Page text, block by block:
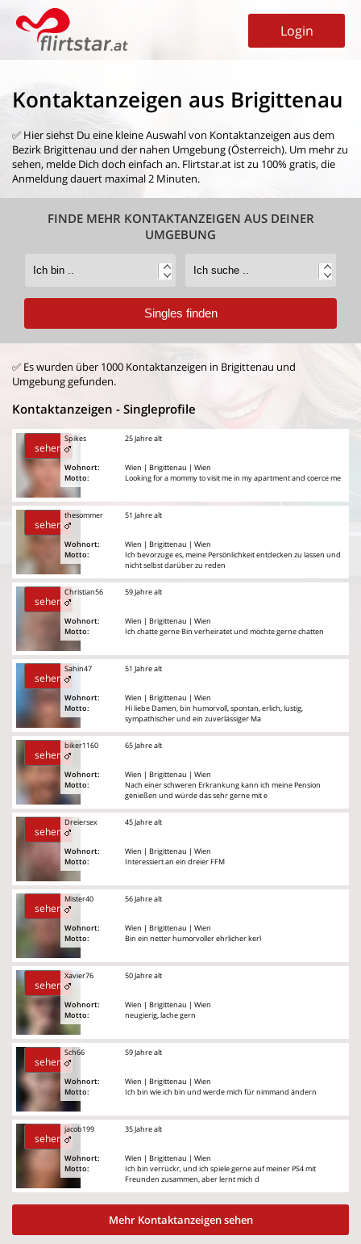
Login
Kontaktanzeigen aus Brigittenau
✅ Hier siehst Du eine kleine Auswahl von Kontaktanzeigen aus dem
Bezirk Brigittenau und der nahen Umgebung (Österreich). Um mehr zu
sehen, melde Dich doch einfach an. Flirtstar.at ist zu 100% gratis, die
Anmeldung dauert maximal 2 Minuten.
FINDE MEHR KONTAKTANZEIGEN AUS DEINER
UMGEBUNG
✅ Es wurden über 1000 Kontaktanzeigen in Brigittenau und
Umgebung gefunden.
Kontaktanzeigen - Singleprofile
sehen
Spikes
Wohnort:
Motto:
25 Jahre alt
Wien | Brigittenau | Wien
Looking for a mommy to visit me in my apartment and coerce me
sehen
thesommer
Wohnort:
Motto:
51 Jahre alt
Wien | Brigittenau | Wien
Ich bevorzuge es, meine Persönlichkeit entdecken zu lassen und
nicht selbst darüber zu reden
sehen
Christian56
Wohnort:
Motto:
59 Jahre alt
Wien | Brigittenau | Wien
Ich chatte gerne Bin verheiratet und möchte gerne chatten
sehen
Sahin47
Wohnort:
Motto:
51 Jahre alt
Wien | Brigittenau | Wien
Hi liebe Damen, bin humorvoll, spontan, erlich, lustig,
sympathischer und ein zuverlässiger Ma
sehen
biker1160
Wohnort:
Motto:
65 Jahre alt
Wien | Brigittenau | Wien
Nach einer schweren Erkrankung kann ich meine Pension
genießen und würde das sehr gerne mit e
sehen
Dreiersex
Wohnort:
Motto:
45 Jahre alt
Wien | Brigittenau | Wien
Interessiert an ein dreier FFM
sehen
Mister40
Wohnort:
Motto:
56 Jahre alt
Wien | Brigittenau | Wien
Bin ein netter humorvoller ehrlicher kerl
sehen
Xavier76
Wohnort:
Motto:
50 Jahre alt
Wien | Brigittenau | Wien
neugierig, lache gern
sehen
Sch66
Wohnort:
Motto:
59 Jahre alt
Wien | Brigittenau | Wien
Ich bin wie ich bin und werde mich für nimmand ändern
sehen
jacob199
Wohnort:
Motto:
35 Jahre alt
Wien | Brigittenau | Wien
Ich bin verrückr, und ich spiele gerne auf meiner PS4 mit
Freunden zusammen, aber lernt mich d
Mehr Kontaktanzeigen sehen